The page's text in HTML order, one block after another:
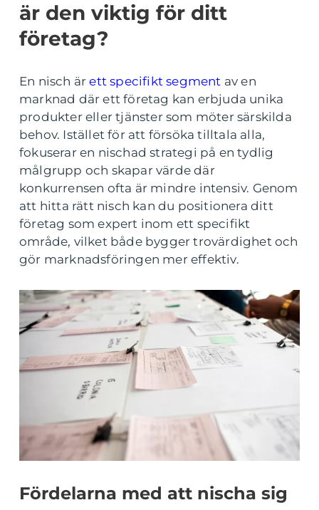
är den viktig för ditt
företag?
En nisch ärett specifikt segment av en
marknad där ett företag kan erbjuda unika
produkter eller tjänster som möter särskilda
behov. Istället för att försöka tilltala alla,
fokuserar en nischad strategi på en tydlig
målgrupp och skapar värde där
konkurrensen ofta är mindre intensiv. Genom
att hitta rätt nisch kan du positionera ditt
företag som expert inom ett specifikt
område, vilket både bygger trovärdighet och
gör marknadsföringen mer effektiv.
Fördelarna med att nischa sig